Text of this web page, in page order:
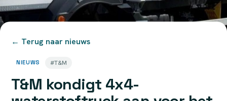
← Terug naar nieuws
NIEUWS #T&M
T&M kondigt 4x4-